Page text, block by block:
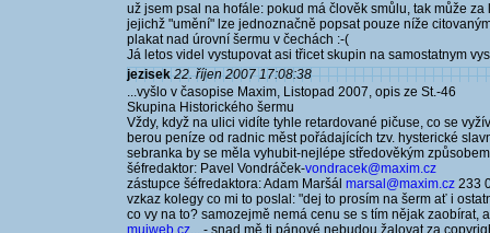
už jsem psal na hofále: pokud má člověk smůlu, tak může
jejichž "umění" lze jednoznačně popsat pouze níže
plakat nad úrovní šermu v čechách :-(
Já letos videl vystupovat asi třicet skupin na samostatnym
jezisek 22. říjen 2007 17:08:38
...vyšlo v časopise Maxim, Listopad 2007, opis ze St.-46
Skupina Historického šermu
Vždy, když na ulici vidíte tyhle retardované pičuse, co se
berou peníze od radnic měst pořádajících tzv. hysterické
sebranka by se měla vyhubit-nejlépe středověkým
šéfredaktor: Pavel Vondráček-vondracek@maxim.cz
zástupce šéfredaktora: Adam Maršál marsal@maxim.cz 233
vzkaz kolegy co mi to poslal: "dej to prosím na šerm ať i
co vy na to? samozejmě nemá cenu se s tím nějak zaobírat,
mujweb.cz... - snad mě ti pánové nebudou žalovat za